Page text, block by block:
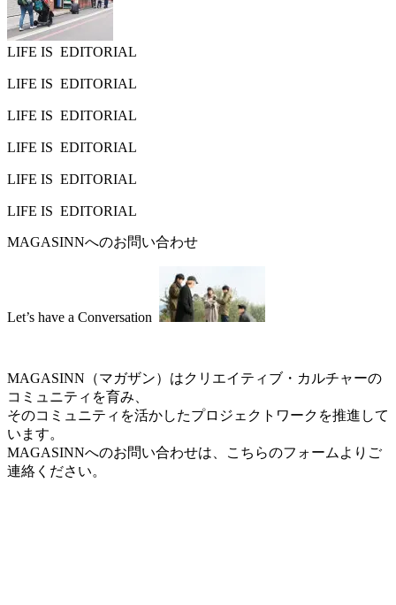
LIFE IS EDITORIAL
LIFE IS EDITORIAL
LIFE IS EDITORIAL
LIFE IS EDITORIAL
LIFE IS EDITORIAL
LIFE IS EDITORIAL
MAGASINNへのお問い合わせ
Let’s have a Conversation
MAGASINN（マガザン）はクリエイティブ・カルチャーの
コミュニティを育み、
そのコミュニティを活かしたプロジェクトワークを推進して
います。
MAGASINNへのお問い合わせは、こちらのフォームよりご
連絡ください。